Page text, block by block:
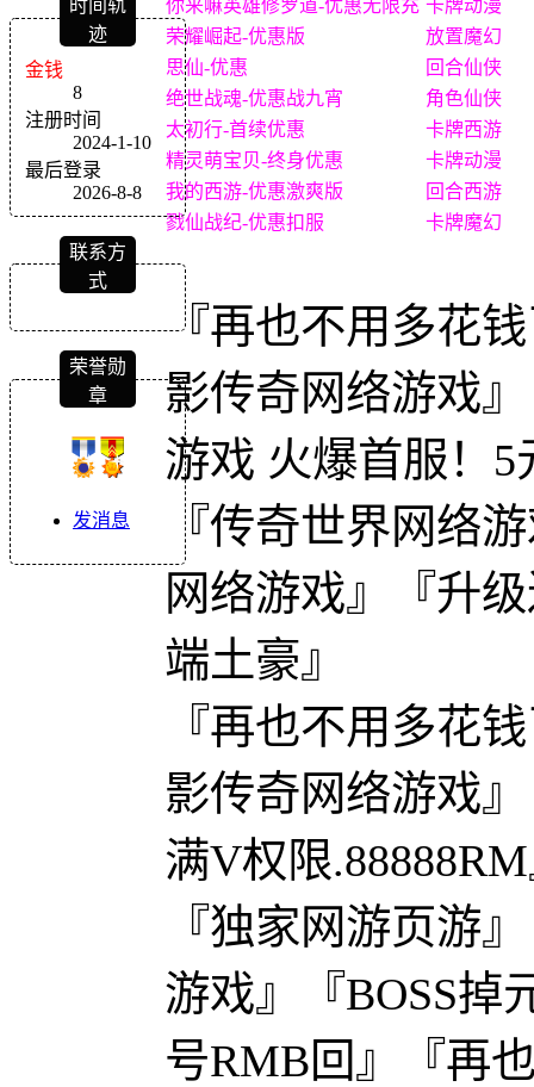
时间轨
迹
金钱
8
注册时间
2024-1-10
最后登录
2026-8-8
联系方
式
荣誉勋
章
发消息
你来嘛英雄修罗道-优惠无限充 卡牌动漫
荣耀崛起-优惠版
放置魔幻
思仙-优惠
回合仙侠
绝世战魂-优惠战九宵
角色仙侠
太初行-首续优惠
卡牌西游
精灵萌宝贝-终身优惠
卡牌动漫
我的西游-优惠激爽版
回合西游
戮仙战纪-优惠扣服
卡牌魔幻
『再也不用多花
影传奇网络游戏
游戏 火爆首服！5
『传奇世界网络
网络游戏』『升
端土豪』
『再也不用多花
影传奇网络游戏』
满V权限
『独家网游页游
游戏』『BOSS掉
号RMB回』『再